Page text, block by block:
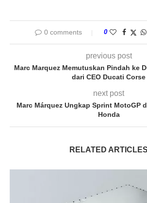
0 comments 0
previous post
Marc Marquez Memutuskan Pindah ke
dari CEO Ducati Corse
next post
Marc Márquez Ungkap Sprint MotoGP
Honda
RELATED ARTICLES